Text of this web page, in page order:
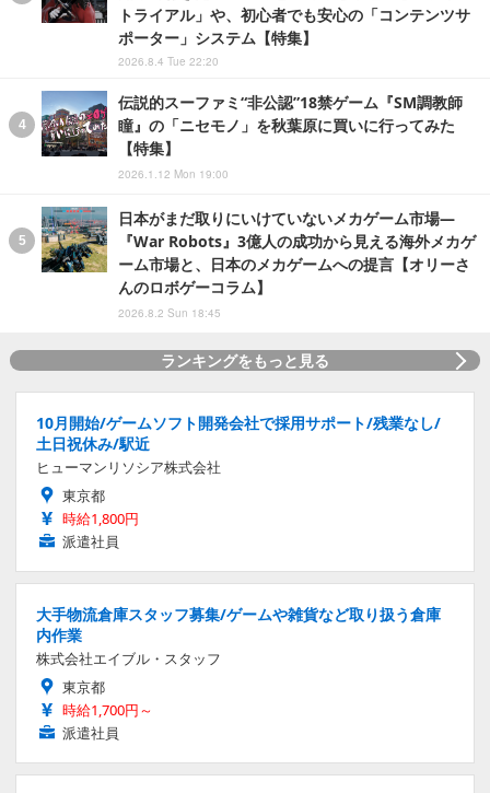
トライアル」や、初心者でも安心の「コンテンツサ
ポーター」システム【特集】
2026.8.4 Tue 22:20
伝説的スーファミ“非公認”18禁ゲーム『SM調教師
瞳』の「ニセモノ」を秋葉原に買いに行ってみた
【特集】
2026.1.12 Mon 19:00
日本がまだ取りにいけていないメカゲーム市場―
『War Robots』3億人の成功から見える海外メカゲ
ーム市場と、日本のメカゲームへの提言【オリーさ
んのロボゲーコラム】
2026.8.2 Sun 18:45
ランキングをもっと見る
10月開始/ゲームソフト開発会社で採用サポート/残業なし/
土日祝休み/駅近
ヒューマンリソシア株式会社
東京都
時給1,800円
派遣社員
大手物流倉庫スタッフ募集/ゲームや雑貨など取り扱う倉庫
内作業
株式会社エイブル・スタッフ
東京都
時給1,700円～
派遣社員